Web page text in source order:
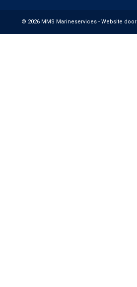
© 2026 MMS Marineservices - Website door